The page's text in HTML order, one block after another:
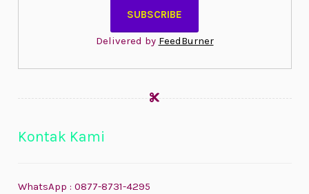
Delivered by FeedBurner
Kontak Kami
WhatsApp : 0877-8731-4295